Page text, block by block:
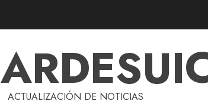
ACTUALIZACIÓN DE NOTICIAS